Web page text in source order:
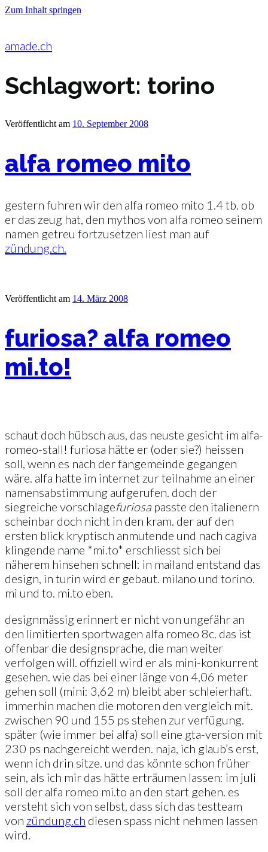
Zum Inhalt springen
amade.ch
Schlagwort: torino
Veröffentlicht am 10. September 2008
alfa romeo mito
gestern fuhren wir den alfa romeo mito 1.4 tb. ob
er das zeug hat, den mythos von alfa romeo seinem
namen getreu fortzusetzen liest man auf
zündung.ch.
Veröffentlicht am 14. März 2008
furiosa? alfa romeo
mi.to!
schaut doch hübsch aus, das neuste gesicht im alfa-
romeo-stall! furiosa hätte er (oder sie?) heissen
soll, wenn es nach der fangemeinde gegangen
wäre. alfa hatte im internet zur teilnahme an einer
namensabstimmung aufgerufen. doch der
siegreiche vorschlagefuriosa passte den italienern
scheinbar doch nicht in den kram. der auf den
ersten blick kryptisch anmutende und nach cagiva
klingende name *mi.to* erschliesst sich bei
näherem hinsehen schnell: in mailand entstand das
design, in turin wird er gebaut. milano und torino.
mi und to. mi.to eben.
designmässig erinnert er nicht von ungefähr an
den limitierten sportwagen alfa romeo 8c. das ist
offenbar die designsprache, die man weiter
verfolgen will. offiziell wird er als mini-konkurrent
gesehen. wie das bei einer länge von 4,06 meter
gehen soll (mini: 3,62 m) bleibt aber schleierhaft.
immerhin machen die motoren den vergleich mit.
zwischen 90 und 155 ps stehen zur verfügung.
später (wie immer bei alfa) soll eine gta-version mit
230 ps nachgereicht werden. naja, ich glaub’s erst,
wenn ich drin sitze. und das könnte schon früher
sein, als ich mir das hätte erträumen lassen: im juli
soll der alfa romeo mi.to an den start gehen. es
versteht sich von selbst, dass sich das testteam
von zündung.ch diesen spass nicht nehmen lassen
wird.